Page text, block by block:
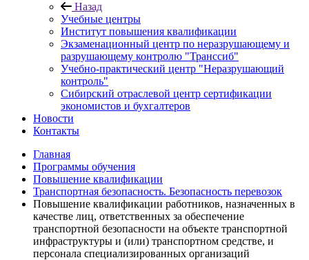
Назад
Учебные центры
Институт повышения квалификации
Экзаменационный центр по неразрушающему и
разрушающему контролю "Транссиб"
Учебно-практический центр "Неразрушающий
контроль"
Сибирский отраслевой центр сертификации
экономистов и бухгалтеров
Новости
Контакты
Главная
Программы обучения
Повышение квалификации
Транспортная безопасность. Безопасность перевозок
Повышение квалификации работников, назначенных в
качестве лиц, ответственных за обеспечение
транспортной безопасности на объекте транспортной
инфраструктуры и (или) транспортном средстве, и
персонала специализированных организаций